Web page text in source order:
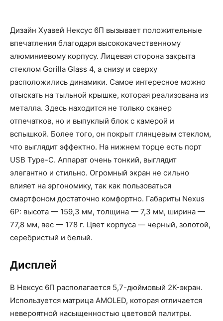
Дизайн Хуавей Нексус 6П вызывает положительные
впечатления благодаря высококачественному
алюминиевому корпусу. Лицевая сторона закрыта
стеклом Gorilla Glass 4, а снизу и сверху
расположились динамики. Самое интересное можно
отыскать на тыльной крышке, которая реализована из
металла. Здесь находится не только сканер
отпечатков, но и выпуклый блок с камерой и
вспышкой. Более того, он покрыт глянцевым стеклом,
что выглядит эффектно. На нижнем торце есть порт
USB Type-C. Аппарат очень тонкий, выглядит
элегантно и стильно. Огромный экран не сильно
влияет на эргономику, так как пользоваться
смартфоном достаточно комфортно. Габариты Nexus
6P: высота — 159,3 мм, толщина — 7,3 мм, ширина —
77,8 мм, вес — 178 г. Цвет корпуса — черный, золотой,
серебристый и белый.
Дисплей
В Нексус 6П располагается 5,7-дюймовый 2K-экран.
Используется матрица AMOLED, которая отличается
невероятной насыщенностью цветовой палитры.